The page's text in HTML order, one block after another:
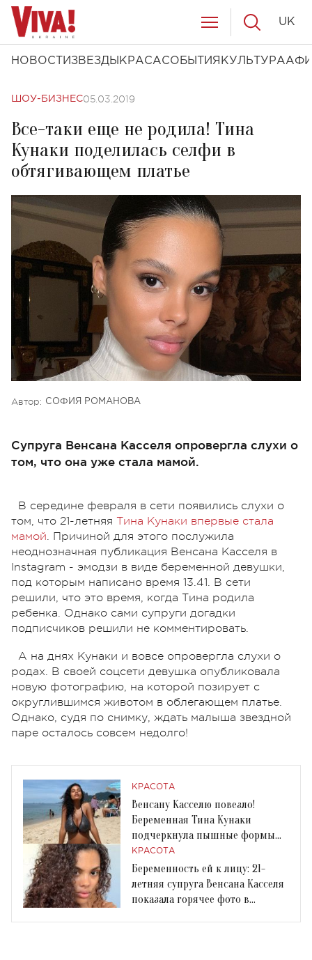
НОВОСТИ ЗВЕЗДЫ КРАСАСОБЫТИЯ КУЛЬТУРА
UK
ШОУ-БИЗНЕС05.03.2019
Все-таки еще не родила! Тина
Кунаки поделилась селфи в
обтягивающем платье
Автор: СОФИЯ РОМАНОВА
Супруга Венсана Касселя опровергла слухи о
том, что она уже стала мамой.
В середине февраля в сети появились слухи о
том, что 21-летняя Тина Кунаки впервые стала
мамой. Причиной для этого послужила
неоднозначная публикация Венсана Касселя в
Instagram - эмодзи в виде беременной девушки,
под которым написано время 13.41. В сети
решили, что это время, когда Тина родила
ребенка. Однако сами супруги догадки
подписчиков решили не комментировать.
А на днях Кунаки и вовсе опровергла слухи о
родах. В своей соцсети девушка опубликовала
новую фотографию, на которой позирует с
округлившимся животом в облегающем платье.
Однако, судя по снимку, ждать малыша звездной
паре осталось совсем недолго!
КРАСОТА
Венсану Касселю повезло!
Беременная Тина Кунаки
подчеркнула пышные формы
откровенным бикини
КРАСОТА
Беременность ей к лицу: 21-
летняя супруга Венсана Касселя
показала горячее фото в